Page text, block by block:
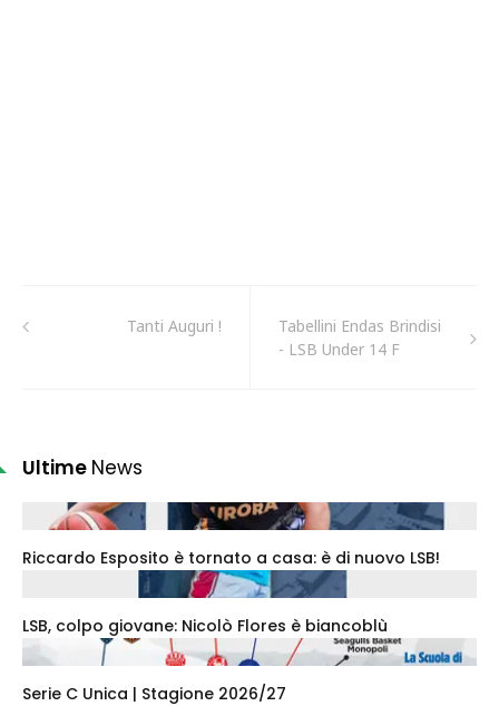
Tanti Auguri !
Tabellini Endas Brindisi
- LSB Under 14 F
Ultime News
Riccardo Esposito è tornato a casa: è di nuovo LSB!
LSB, colpo giovane: Nicolò Flores è biancoblù
Serie C Unica | Stagione 2026/27